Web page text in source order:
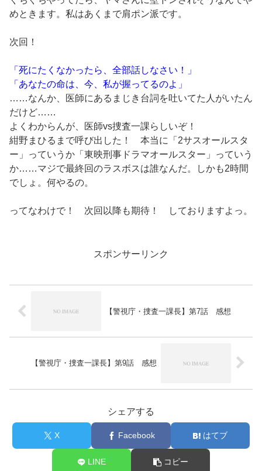
めときます。私はあくまで肩ポン派です。
次回！
「死にたくなかったら、全部話しなさい！」
「あなたの命は、今、私が握ってるのよ」
……なんか、医師にあるまじき台詞を吐いてた人がいたん
だけど……
よくわからんが、医師vs捜査一課らしいぞ！
紺野まひるまで呼び出した！ 本当に「2サスオールスタ
ー」っていうか「東映刑事ドラマオールスター」っていう
か……マジで最終回のラスボスは誰なんだ。しかも2時間
でしょ。何やるの。
ってなわけで！ 次回以降も期待！ しておりますよっ。
スポンサーリンク
【警視庁・捜査一課長】第7話 感想
【警視庁・捜査一課長】第9話 感想
シェアする
X Facebook はてブ
LINE コピー